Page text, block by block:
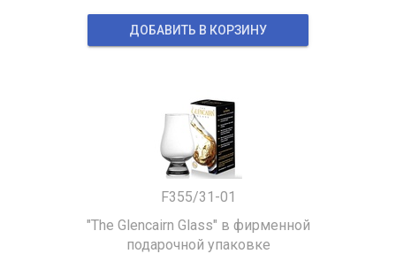
ДОБАВИТЬ В КОРЗИНУ
F355/31-01
"The Glencairn Glass" в фирменной
подарочной упаковке